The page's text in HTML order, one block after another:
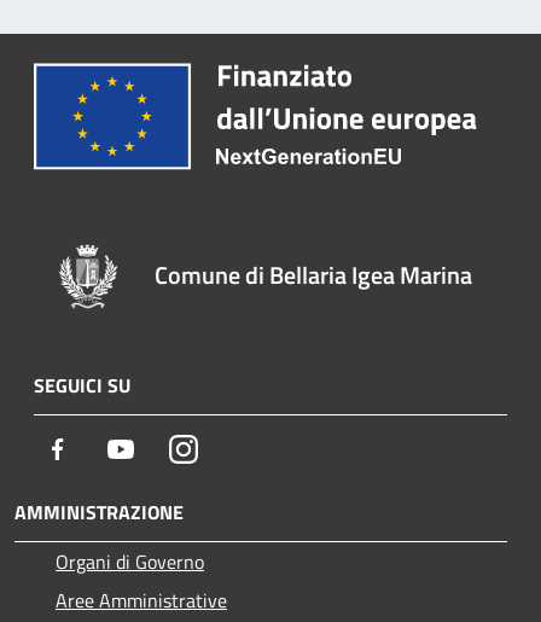
Comune di Bellaria Igea Marina
SEGUICI SU
Facebook YoutubeInstagram
AMMINISTRAZIONE
Organi di Governo
Aree Amministrative